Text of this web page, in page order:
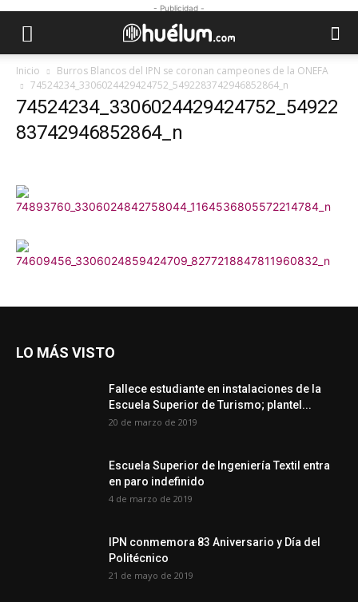
- Publicidad -
Inicio
Burros Blancos del IPN se coronan campeones de la ONEFA
74524234_3306024429424752_5492283742946852864_n
74524234_3306024429424752_54922
83742946852864_n
LO MÁS VISTO
Fallece estudiante en instalaciones de la
Escuela Superior de Turismo; plantel...
20 de marzo de 2019
Escuela Superior de Ingeniería Textil entra
en paro indefinido
4 de marzo de 2019
IPN conmemora 83 Aniversario y Día del
Politécnico
21 de mayo de 2019